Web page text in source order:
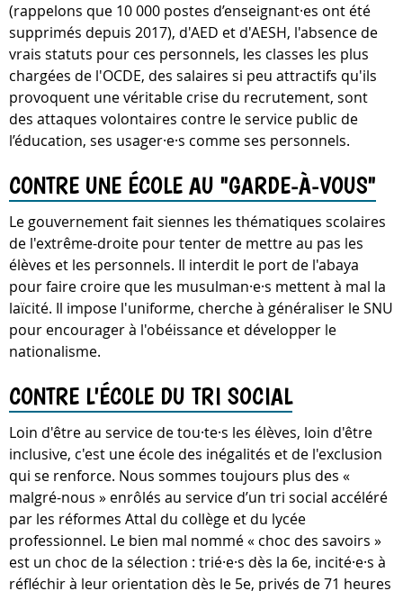
(rappelons que 10 000 postes d’enseignant·es ont été
supprimés depuis 2017), d'AED et d'AESH, l'absence de
vrais statuts pour ces personnels, les classes les plus
chargées de l'OCDE, des salaires si peu attractifs qu'ils
provoquent une véritable crise du recrutement, sont
des attaques volontaires contre le service public de
l’éducation, ses usager·e·s comme ses personnels.
CONTRE UNE ÉCOLE AU "GARDE-À-VOUS"
Le gouvernement fait siennes les thématiques scolaires
de l'extrême-droite pour tenter de mettre au pas les
élèves et les personnels. Il interdit le port de l'abaya
pour faire croire que les musulman·e·s mettent à mal la
laïcité. Il impose l'uniforme, cherche à généraliser le SNU
pour encourager à l'obéissance et développer le
nationalisme.
CONTRE L'ÉCOLE DU TRI SOCIAL
Loin d'être au service de tou·te·s les élèves, loin d'être
inclusive, c'est une école des inégalités et de l'exclusion
qui se renforce. Nous sommes toujours plus des «
malgré-nous » enrôlés au service d’un tri social accéléré
par les réformes Attal du collège et du lycée
professionnel. Le bien mal nommé « choc des savoirs »
est un choc de la sélection : trié·e·s dès la 6e, incité·e·s à
réfléchir à leur orientation dès le 5e, privés de 71 heures